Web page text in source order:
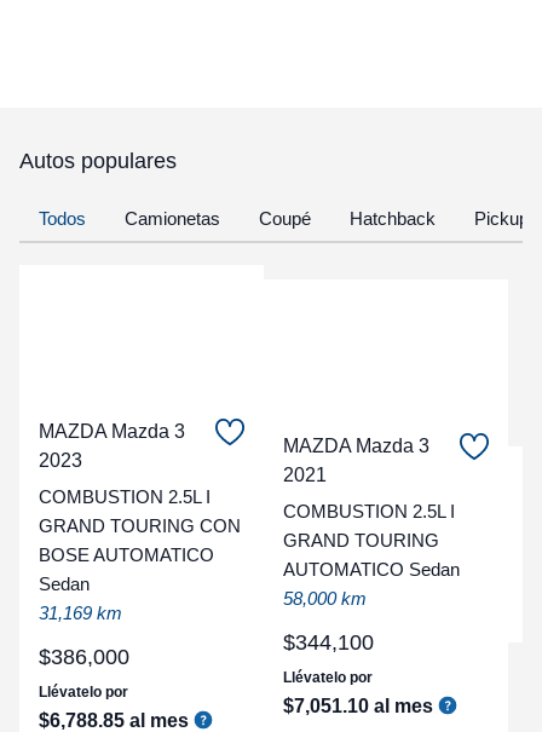
Autos populares
Todos Camionetas Coupé Hatchback Pickup
MAZDA Mazda 3
2023
COMBUSTION 2.5L I
GRAND TOURING CON
BOSE AUTOMATICO
Sedan
31,169 km
$386,000
Llévatelo por
$6,788.85 al mes
MAZDA Mazda 3
2021
COMBUSTION 2.5L I
GRAND TOURING
AUTOMATICO Sedan
58,000 km
$344,100
Llévatelo por
$7,051.10 al mes